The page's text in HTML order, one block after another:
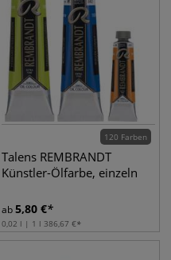
120 Farben
Talens REMBRANDT
Künstler-Ölfarbe, einzeln
ab5,80 €
0,02 l | 1 l 386,67 €